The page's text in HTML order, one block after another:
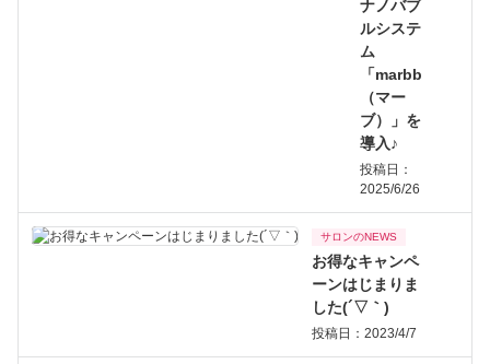
ナノバブ
ルシステ
ム
「marbb
（マー
ブ）」を
導入♪
投稿日：
2025/6/26
サロンのNEWS
お得なキャンペ
ーンはじまりま
した(´▽｀)
投稿日：2023/4/7